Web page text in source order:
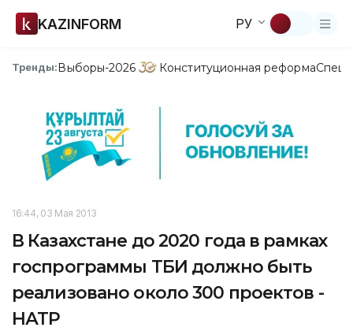
KAZINFORM РУ
Тренды:Выборы-2026 Конституционная реформа
16:44, 03 Мая 2013
В Казахстане до 2020 года в рамках
госпрограммы ТБИ должно быть
реализовано около 300 проектов -
НАТР